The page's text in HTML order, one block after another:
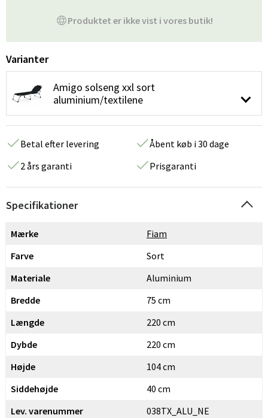
Produktet er ikke vist i vores butik!
Varianter
Amigo solseng xxl sort
aluminium/textilene
Betal efter levering
Åbent køb i 30 dage
2 års garanti
Prisgaranti
Specifikationer
Mærke
Fiam
Farve
Sort
Materiale
Aluminium
Bredde
75 cm
Længde
220 cm
Dybde
220 cm
Højde
104 cm
Siddehøjde
40 cm
Lev. varenummer
038TX_ALU_NE